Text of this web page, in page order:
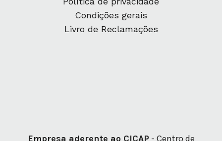
Condições gerais
Livro de Reclamações
Empresa aderente ao CICAP - Centro de